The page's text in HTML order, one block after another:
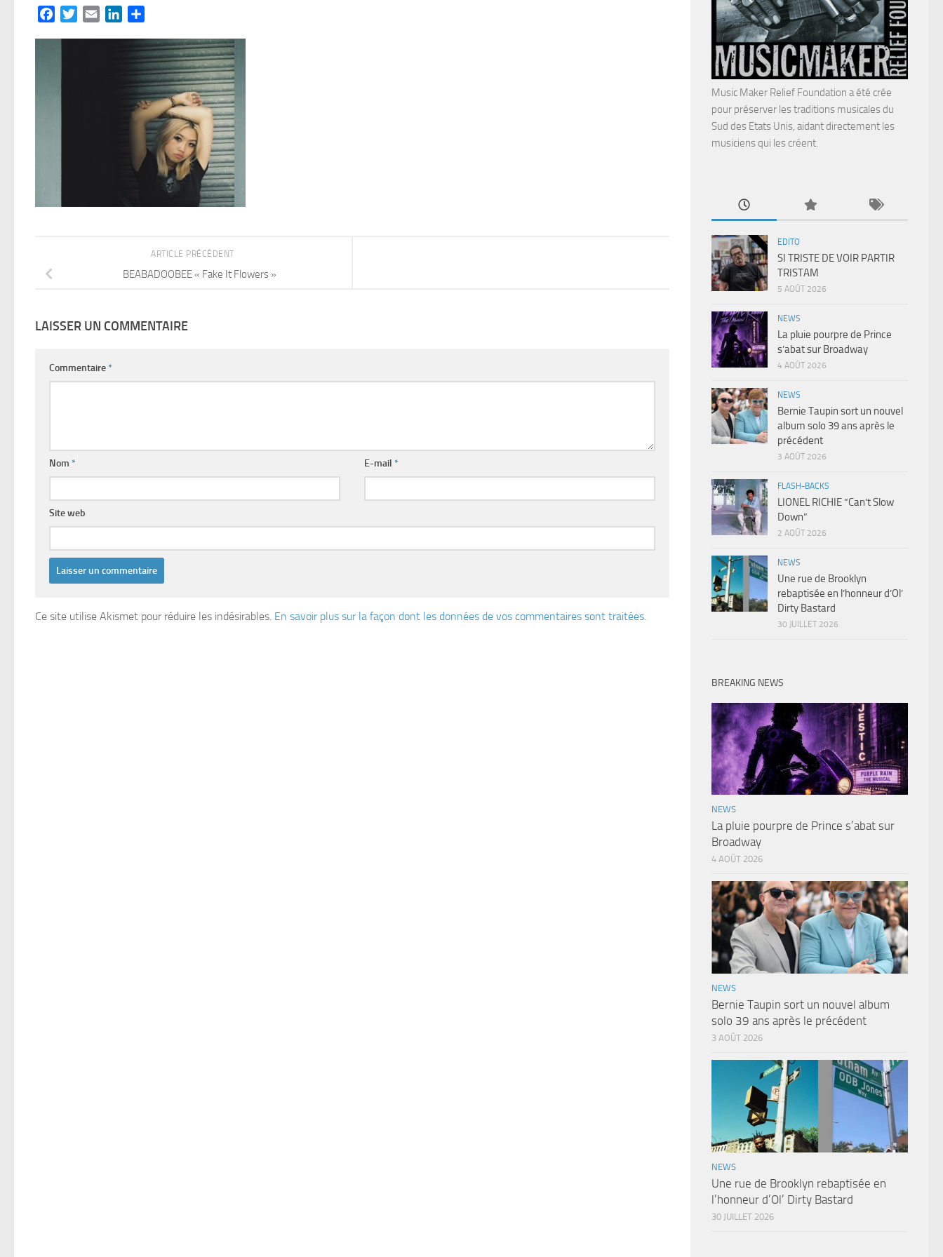
FacebookTwitterEmail LinkedIn
ARTICLE PRÉCÉDENT
BEABADOOBEE « Fake It Flowers »
LAISSER UN COMMENTAIRE
Commentaire*
Nom * E-mail*
Site web
Ce site utilise Akismet pour réduire les indésirables. En savoir plus sur la façon dont les données de vos commentaires sont traitées.
Music Maker Relief Foundation a été crée
pour préserver les traditions musicales du
Sud des Etats Unis, aidant directement les
musiciens qui les créent.
EDITO
SI TRISTE DE VOIR PARTIR
TRISTAM
5 AOÛT 2026
NEWS
La pluie pourpre de Prince
s’abat sur Broadway
4 AOÛT 2026
NEWS
Bernie Taupin sort un nouvel
album solo 39 ans après le
précédent
3 AOÛT 2026
FLASH-BACKS
LIONEL RICHIE “Can’t Slow
Down”
2 AOÛT 2026
NEWS
Une rue de Brooklyn
rebaptisée en l’honneur d’Ol’
Dirty Bastard
30 JUILLET 2026
BREAKING NEWS
NEWS
La pluie pourpre de Prince s’abat sur
Broadway
4 AOÛT 2026
NEWS
Bernie Taupin sort un nouvel album
solo 39 ans après le précédent
3 AOÛT 2026
NEWS
Une rue de Brooklyn rebaptisée en
l’honneur d’Ol’ Dirty Bastard
30 JUILLET 2026